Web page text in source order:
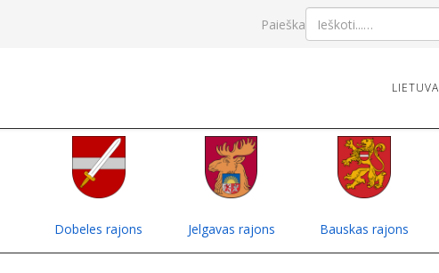
Paieška
LIETUVA
Dobeles rajons Jelgavas rajons Bauskas rajons